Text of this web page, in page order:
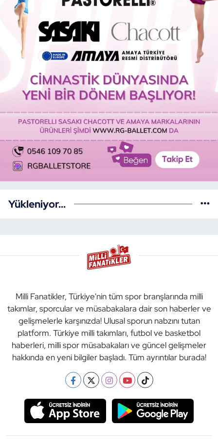
Yükleniyor...
Milli Fanatikler, Türkiye'nin tüm spor branşlarında milli
takımlar, sporcular ve müsabakalara dair son haberler ve
gelişmelerle karşınızda! Ulusal sporun nabzını tutan
platform. Türkiye milli takımları, futbol ve basketbol
haberleri, milli spor müsabakaları ve güncel gelişmeler
hakkında en yeni bilgiler başladı. Tüm ayrıntılar burada!